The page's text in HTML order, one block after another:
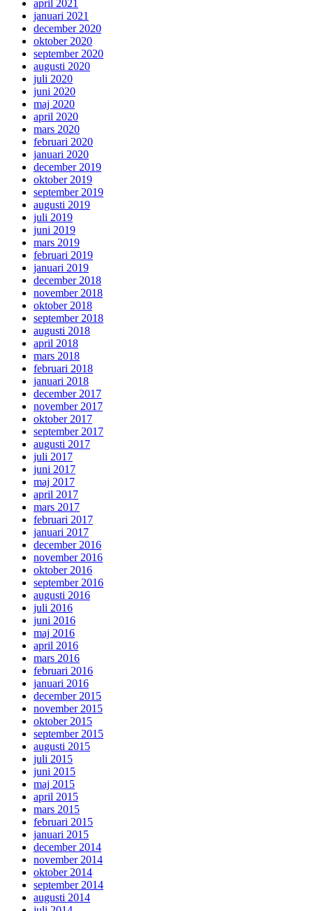
april 2021
januari 2021
december 2020
oktober 2020
september 2020
augusti 2020
juli 2020
juni 2020
maj 2020
april 2020
mars 2020
februari 2020
januari 2020
december 2019
oktober 2019
september 2019
augusti 2019
juli 2019
juni 2019
mars 2019
februari 2019
januari 2019
december 2018
november 2018
oktober 2018
september 2018
augusti 2018
april 2018
mars 2018
februari 2018
januari 2018
december 2017
november 2017
oktober 2017
september 2017
augusti 2017
juli 2017
juni 2017
maj 2017
april 2017
mars 2017
februari 2017
januari 2017
december 2016
november 2016
oktober 2016
september 2016
augusti 2016
juli 2016
juni 2016
maj 2016
april 2016
mars 2016
februari 2016
januari 2016
december 2015
november 2015
oktober 2015
september 2015
augusti 2015
juli 2015
juni 2015
maj 2015
april 2015
mars 2015
februari 2015
januari 2015
december 2014
november 2014
oktober 2014
september 2014
augusti 2014